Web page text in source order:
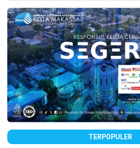
TERPOPULER